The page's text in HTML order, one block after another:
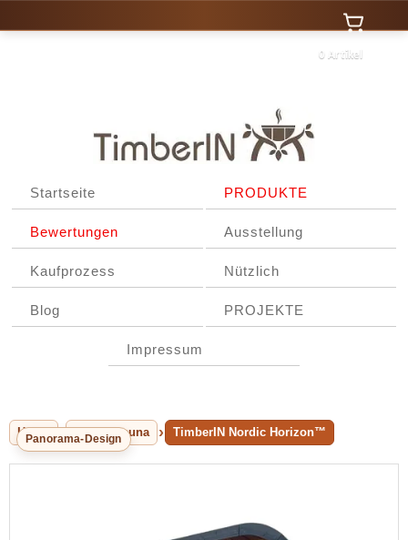
0 Artikel
Startseite PRODUKTE
Bewertungen Ausstellung
Kaufprozess Nützlich
Blog PROJEKTE
Impressum
Home Aussensauna TimberIN Nordic Horizon™
Panorama-Design